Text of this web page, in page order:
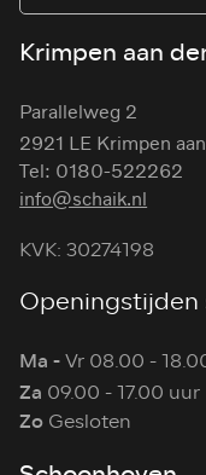
Krimpen aan
Parallelweg 2
2921 LE Krimpen
Tel: 0180-522262
info@schaik.nl
KVK: 30274198
Ma -Vr 08.00 -
Za 09.00 - 17.00 uur
Zo Gesloten